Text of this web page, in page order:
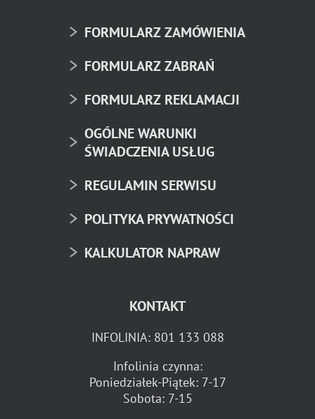
FORMULARZ ZAMÓWIENIA
FORMULARZ ZABRAŃ
FORMULARZ REKLAMACJI
OGÓLNE WARUNKI
ŚWIADCZENIA USŁUG
REGULAMIN SERWISU
POLITYKA PRYWATNOŚCI
KALKULATOR NAPRAW
KONTAKT
INFOLINIA: 801 133 088
Infolinia czynna:
Poniedziałek-Piątek: 7-17
Sobota: 7-15